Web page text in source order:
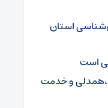
استان
است
و خدمت